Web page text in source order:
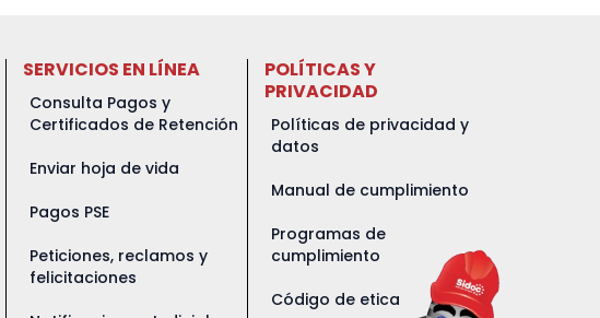
SERVICIOS EN LÍNEA
Consulta Pagos y
Certificados de Retención
Enviar hoja de vida
Pagos PSE
Peticiones, reclamos y
felicitaciones
POLÍTICAS Y
PRIVACIDAD
Políticas de privacidad y
datos
Manual de cumplimiento
Programas de
cumplimiento
Código de etica